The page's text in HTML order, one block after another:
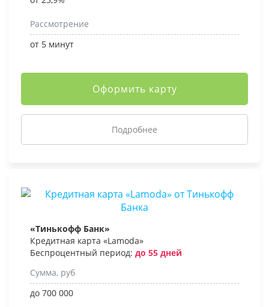
Рассмотрение
от 5 минут
Оформить карту
Подробнее
«Тинькофф Банк»
Кредитная карта «Lamoda»
Беспроцентный период: до 55 дней
Сумма, руб
до 700 000